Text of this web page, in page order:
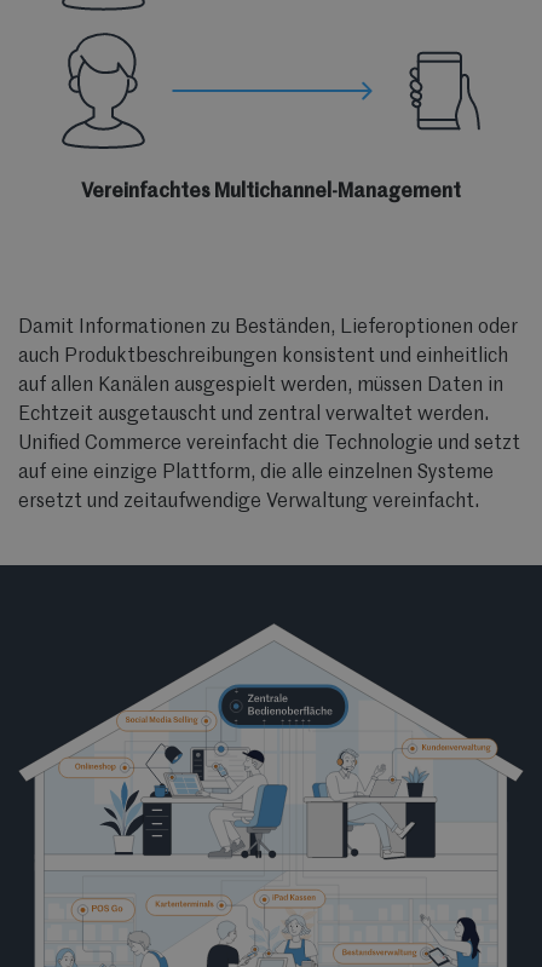
Vereinfachtes Multichannel-Management
Damit Informationen zu Beständen, Lieferoptionen oder
auch Produktbeschreibungen konsistent und einheitlich
auf allen Kanälen ausgespielt werden, müssen Daten in
Echtzeit ausgetauscht und zentral verwaltet werden.
Unified Commerce vereinfacht die Technologie und setzt
auf eine einzige Plattform, die alle einzelnen Systeme
ersetzt und zeitaufwendige Verwaltung vereinfacht.